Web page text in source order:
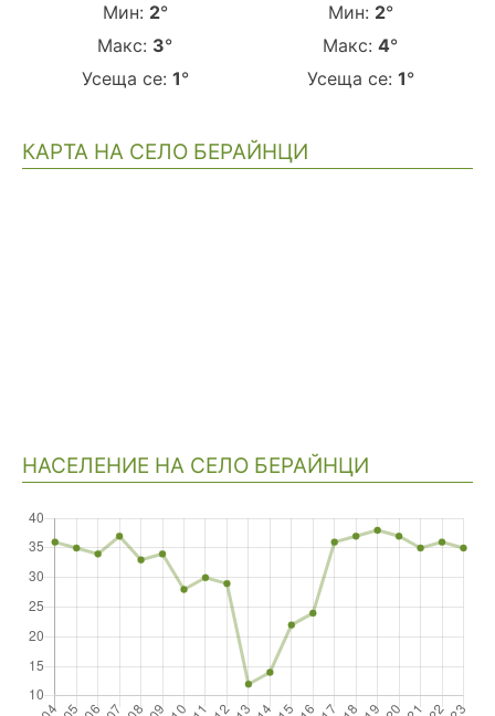
Мин: 2°
Макс: 3°
Усеща се: 1°
Мин: 2°
Макс: 4°
Усеща се: 1°
КАРТА НА СЕЛО БЕРАЙНЦИ
НАСЕЛЕНИЕ НА СЕЛО БЕРАЙНЦИ